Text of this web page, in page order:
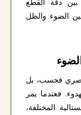
بين دقة القطع
بين الضوء والظل
فحسب، بل
فعندما يمر
المختلفة،